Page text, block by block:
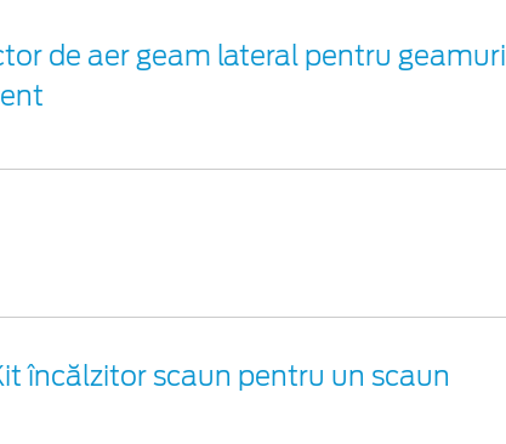
de aer geam lateral pentru geamuri
încălzitor scaun pentru un scaun